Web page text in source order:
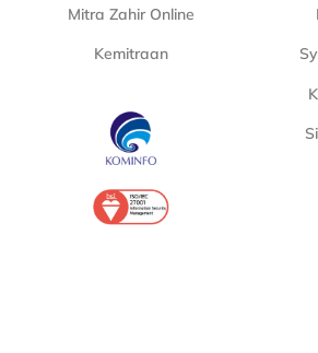
Mitra Zahir Online
Kemitraan